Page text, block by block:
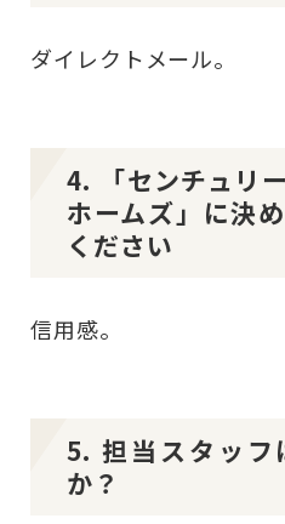
ダイレクトメール。
4. 「センチュリ
ホームズ」に決
ください
信用感。
5. 担当スタッフ
か？